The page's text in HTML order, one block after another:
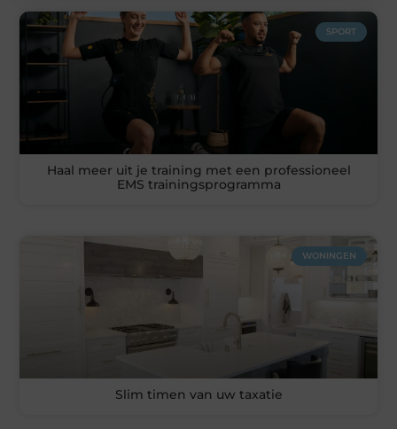
SPORT
Haal meer uit je training met een professioneel
EMS trainingsprogramma
WONINGEN
Slim timen van uw taxatie